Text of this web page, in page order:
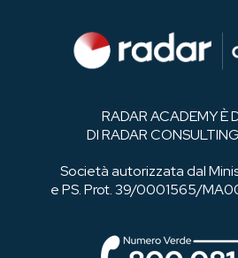
RADAR ACADEMY È
DI RADAR
Società autorizzata dal
e PS. Prot. 39/0001565/